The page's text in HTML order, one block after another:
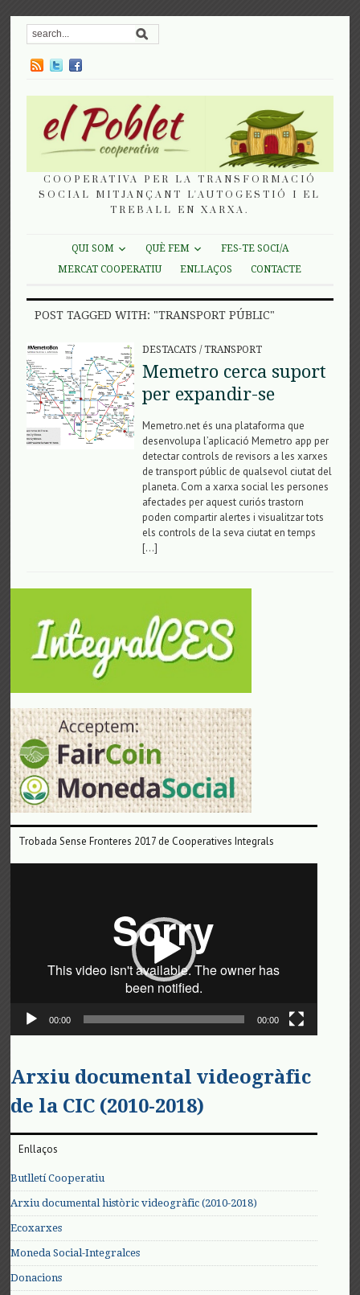
COOPERATIVA PER LA TRANSFORMACIÓ
SOCIAL MITJANÇANT L'AUTOGESTIÓ I EL
TREBALL EN XARXA.
QUI SOM QUÈ FEM
FES-TE SOCI/A
MERCAT COOPERATIU
ENLLAÇOS CONTACTE
POST TAGGED WITH: "TRANSPORT PÚBLIC"
DESTACATS /TRANSPORT
Memetro cerca suport
per expandir-se
Memetro.net és una plataforma que
desenvolupa l’aplicació Memetro app per
detectar controls de revisors a les xarxes
de transport públic de qualsevol ciutat del
planeta. Com a xarxa social les persones
afectades per aquest curiós trastorn
poden compartir alertes i visualitzar tots
els controls de la seva ciutat en temps
[…]
Trobada Sense Fronteres 2017 de Cooperatives Integrals
00:00 00:00
Arxiu documental videogràfic
de la CIC (2010-2018)
Enllaços
Butlletí Cooperatiu
Arxiu documental històric videogràfic (2010-2018)
Ecoxarxes
Moneda Social-Integralces
Donacions